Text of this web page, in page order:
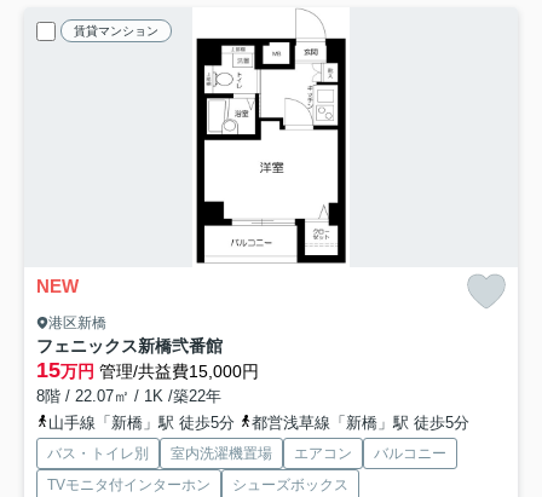
賃貸マンション
NEW
港区新橋
フェニックス新橋弐番館
15万円 管理/共益費15,000円
8階 / 22.07㎡ / 1K /築22年
山手線「新橋」駅 徒歩5分
都営浅草線「新橋」駅 徒歩5分
バス・トイレ別 室内洗濯機置場 エアコン
バルコニー
TVモニタ付インターホン
シューズボックス